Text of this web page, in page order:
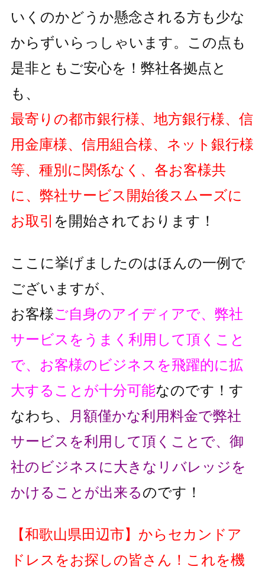
いくのかどうか懸念される方も少な
からずいらっしゃいます。この点も
是非ともご安心を！弊社各拠点と
も、
最寄りの都市銀行様、地方銀行様、信
用金庫様、信用組合様、ネット銀行様
等、種別に関係なく、各お客様共
に、弊社サービス開始後スムーズに
お取引 を開始されております！
ここに挙げましたのはほんの一例で
ございますが、
お客様ご自身のアイディアで、弊社
サービスをうまく利用して頂くこと
で、 お客様のビジネスを飛躍的に拡
大することが十分可能なのです！ す
なわち、
月額僅かな利用料金で弊社
サービスを利用して頂くことで、 御
社のビジネスに大きなリバレッジを
かけることが出来るのです！
【和歌山県田辺市】 からセカンドア
ドレスをお探しの皆さん！これを機